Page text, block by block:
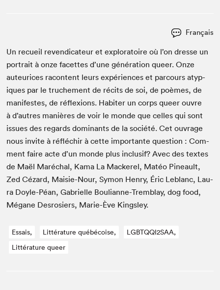
Français
Un recueil reven­di­ca­teur et exploratoire où l’on dresse un
por­trait à onze facettes d’une généra­tion queer. Onze
auteurices racon­tent leurs expéri­ences et par­cours atyp­
iques par le truche­ment de réc­its de soi, de poèmes, de
man­i­festes, de réflex­ions. Habiter un corps queer ouvre
à d’autres manières de voir le monde que celles qui sont
issues des regards dom­i­nants de la société. Cet ouvrage
nous invite à réfléchir à cette impor­tante ques­tion : Com­
ment faire acte d’un monde plus inclusif? Avec des textes
de Maël Maréchal, Kama La Mack­er­el, Matéo Pineault,
Zed Cézard, Maisie-Nour, Symon Hen­ry, Éric Leblanc, Lau­
ra Doyle-Péan, Gabrielle Bou­lianne-Trem­blay, dog food,
Mégane Desrosiers, Marie-Ève Kingsley.
Essais, Littérature québécoise,
LGBTQQI2SAA,
Littérature queer